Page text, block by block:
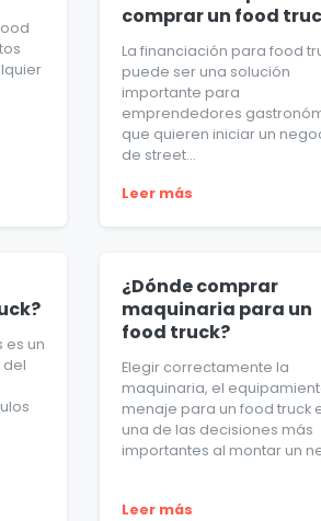
comprar un food
La financiación para food
puede ser una solución
importante para
emprendedores
que quieren iniciar un
de street...
Leer más
es un
del
¿Dónde comprar
maquinaria para un
food truck?
Elegir correctamente la
maquinaria, el
menaje para un food truck
una de las decisiones más
importantes al montar un
Leer más